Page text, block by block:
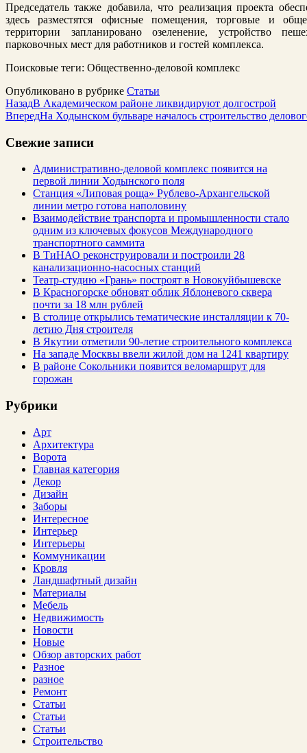
Председатель также добавила, что реализация проекта
здесь разместятся офисные помещения, торговые и
территории запланировано озеленение, устройство
парковочных мест для работников и гостей комплекса.
Поисковые теги: Общественно-деловой комплекс
Опубликовано в рубрике Статьи
НазадВ Академическом районе ликвидируют долгострой
ВпередНа Ходынском бульваре началось строительство
Свежие записи
Административно-деловой комплекс появится на
первой линии Ходынского поля
Станция «Липовая роща» Рублево-Архангельской
линии метро готова наполовину
Взаимодействие транспорта и промышленности стало
одним из ключевых фокусов Международного
транспортного саммита
В ТиНАО реконструировали и построили 28
канализационно-насосных станций
Театр-студию «Грань» построят в Новокуйбышевске
В Красногорске обновят облик Яблоневого сквера
почти за 18 млн рублей
В столице открылись тематические инсталляции к 70-
летию Дня строителя
В Якутии отметили 90-летие строительного комплекса
На западе Москвы ввели жилой дом на 1241 квартиру
В районе Сокольники появится веломаршрут для
горожан
Рубрики
Арт
Архитектура
Ворота
Главная категория
Декор
Дизайн
Заборы
Интересное
Интерьер
Интерьеры
Коммуникации
Кровля
Ландшафтный дизайн
Материалы
Мебель
Недвижимость
Новости
Новые
Обзор авторских работ
Разное
разное
Ремонт
Статьи
Статьи
Статьи
Строительство